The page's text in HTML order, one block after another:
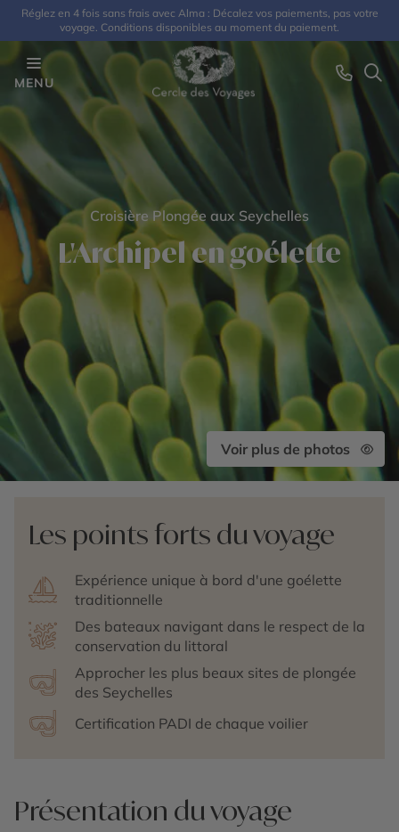
Réglez en 4 fois sans frais avec Alma : Décalez vos paiements, pas votre
voyage. Conditions disponibles au moment du paiement.
MENU
Croisière Plongée aux Seychelles
L'Archipel en goélette
Voir plus de photos
Les points forts du voyage
Expérience unique à bord d'une goélette
traditionnelle
Des bateaux navigant dans le respect de la
conservation du littoral
Approcher les plus beaux sites de plongée
des Seychelles
Certification PADI de chaque voilier
Présentation du voyage